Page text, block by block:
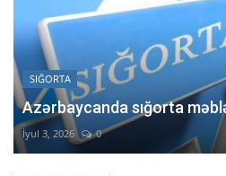
SIĞORTA
Azərbaycanda sığorta
İyul 3, 2026 0